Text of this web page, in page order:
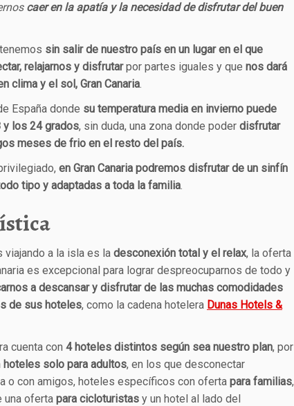
caer en la apatía y la necesidad de disfrutar del buen
sin salir de nuestro país en un lugar en el que
relajarnos y disfrutarpor partes iguales y que nos dará
clima y el sol, Gran Canaria.
España donde su temperatura media en invierno puede
los 24 grados, sin duda, una zona donde poder disfrutar
meses de frio en el resto del país.
en Gran Canaria podremos disfrutar de un sinfín
tipo y adaptadas a toda la familia.
viajando a la isla es la desconexión total y el relax, la oferta
es excepcional para lograr despreocuparnos de todo y
a descansar y disfrutar de las muchas comodidades
de sus hoteles, como la cadena hotelera Dunas Hotels &
cuenta con 4 hoteles distintos según sea nuestro plan, por
hoteles solo para adultos, en los que desconectar
o con amigos, hoteles específicos con oferta para familias,
una oferta para cicloturistas y un hotel al lado del